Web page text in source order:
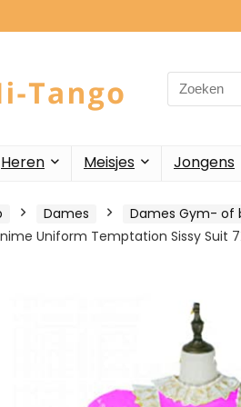
Search
for:
Heren Meisjes Jongens
Dames
Dames Gym- of
Uniform Temptation Sissy Suit